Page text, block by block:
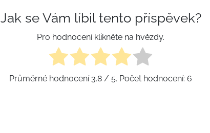
Jak se Vám líbil tento příspěvek?
Pro hodnocení klikněte na hvězdy.
Průměrné hodnocení 3.8 / 5. Počet hodnocení:6